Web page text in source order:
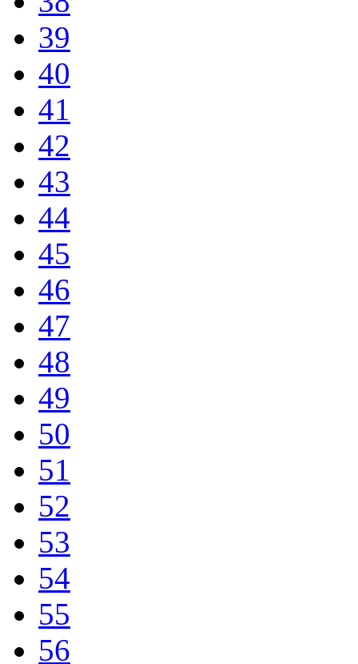
39
40
41
42
43
44
45
46
47
48
49
50
51
52
53
54
55
56